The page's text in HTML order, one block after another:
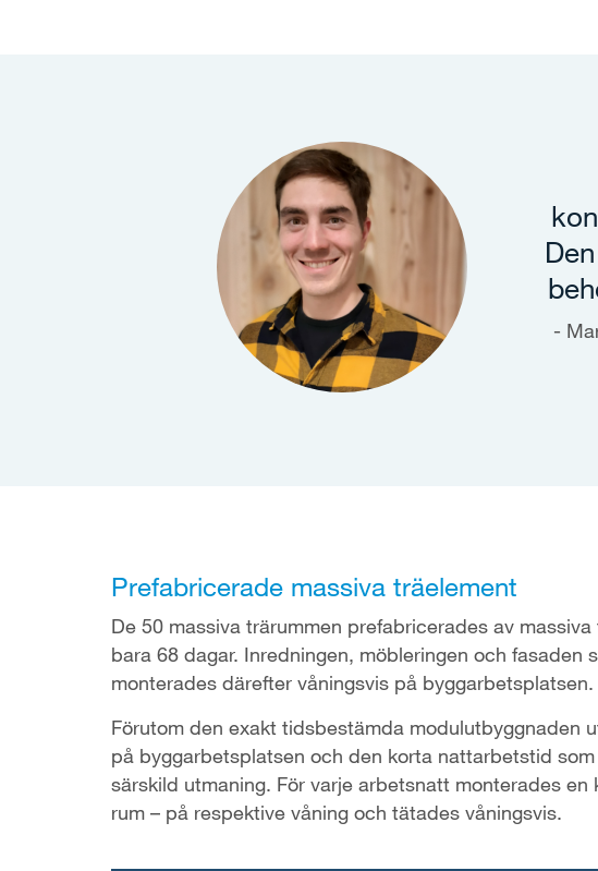
Prefabricerade massiva träelement
De 50 massiva trärummen prefabricerades av
bara 68 dagar. Inredningen, möbleringen och fasaden
monterades därefter våningsvis på byggarbetsplatsen.
Förutom den exakt tidsbestämda modulutbyggnaden
på byggarbetsplatsen och den korta nattarbetstid
särskild utmaning. För varje arbetsnatt monterades
rum – på respektive våning och tätades våningsvis.